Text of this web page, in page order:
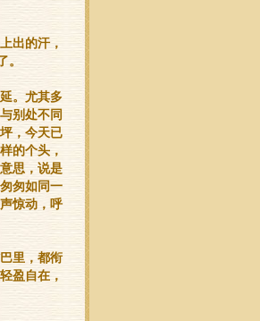
出的汗，
。
。尤其多
别处不同
，今天已
的个头，
思，说是
匆如同一
惊动，呼
里，都衔
盈自在，